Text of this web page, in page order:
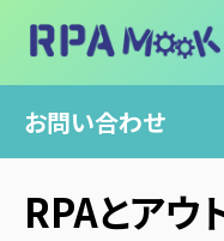
お問い合わせ
RPAとアウ